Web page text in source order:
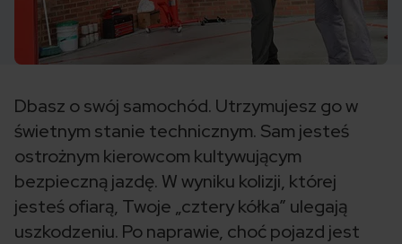
Dbasz o swój samochód. Utrzymujesz go w
świetnym stanie technicznym. Sam jesteś
ostrożnym kierowcom kultywującym
bezpieczną jazdę. W wyniku kolizji, której
jesteś ofiarą, Twoje „cztery kółka” ulegają
uszkodzeniu. Po naprawie, choć pojazd jest